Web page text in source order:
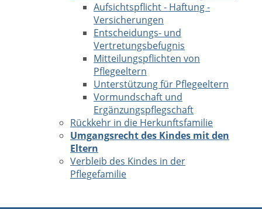
Aufsichtspflicht - Haftung -
Versicherungen
Entscheidungs- und
Vertretungsbefugnis
Mitteilungspflichten von
Pflegeeltern
Unterstützung für Pflegeeltern
Vormundschaft und
Ergänzungspflegschaft
Rückkehr in die Herkunftsfamilie
Umgangsrecht des Kindes mit den
Eltern
Verbleib des Kindes in der
Pflegefamilie